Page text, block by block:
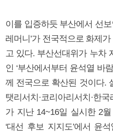
이를 입증하듯 부산에서 선
레머니’가 전국적으로 화제
고 있다. 부산선대위가 누차
인 ‘부산에서부터 윤석열 바
께 전국으로 확산된 것이다.
탯리서치·코리아리서치·한
가 지난 14~16일 실시한 2
‘대선 후보 지지도’에서 윤